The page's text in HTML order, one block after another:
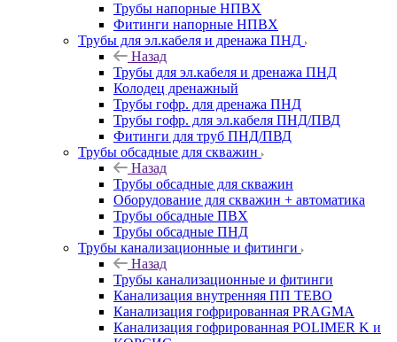
Трубы напорные НПВХ
Фитинги напорные НПВХ
Трубы для эл.кабеля и дренажа ПНД
Назад
Трубы для эл.кабеля и дренажа ПНД
Колодец дренажный
Трубы гофр. для дренажа ПНД
Трубы гофр. для эл.кабеля ПНД/ПВД
Фитинги для труб ПНД/ПВД
Трубы обсадные для скважин
Назад
Трубы обсадные для скважин
Оборудование для скважин + автоматика
Трубы обсадные ПВХ
Трубы обсадные ПНД
Трубы канализационные и фитинги
Назад
Трубы канализационные и фитинги
Канализация внутренняя ПП TEBO
Канализация гофрированная PRAGMA
Канализация гофрированная POLIMER K и